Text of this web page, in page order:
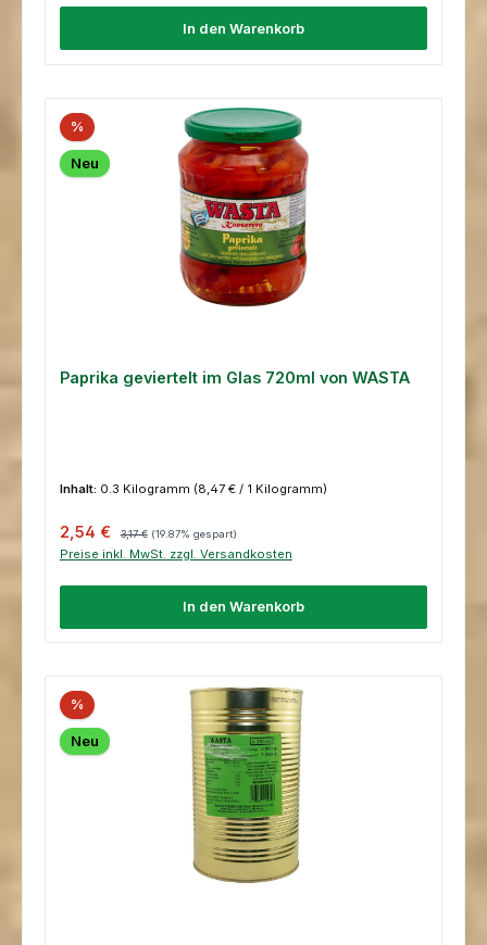
In den Warenkorb
%
Neu
Paprika geviertelt im Glas 720ml von WASTA
Inhalt: 0.3 Kilogramm (8,47 € / 1 Kilogramm)
Verkaufspreis:
2,54 € 3,17 € (19.87% gespart)
Preise inkl. MwSt. zzgl. Versandkosten
In den Warenkorb
%
Neu